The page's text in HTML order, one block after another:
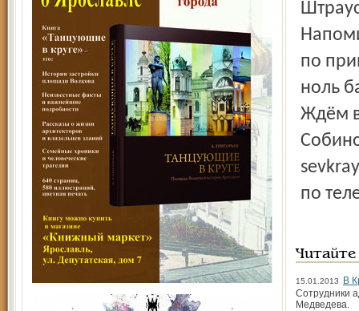
по
ноль
Ждём
по
15.01.2013
В
Сотрудники
Медведева.